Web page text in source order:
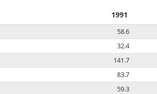
1991
58.6
32.4
141.7
83.7
59.3